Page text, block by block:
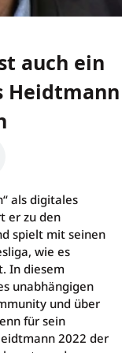
auch ein
Heidtmann
ist
als digitales
er zu den
spielt mit seinen
wie es
In diesem
unabhängigen
und über
für sein
2022 der